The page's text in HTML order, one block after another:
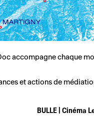
accompagne chaque
et actions de
BULLE | Cinéma